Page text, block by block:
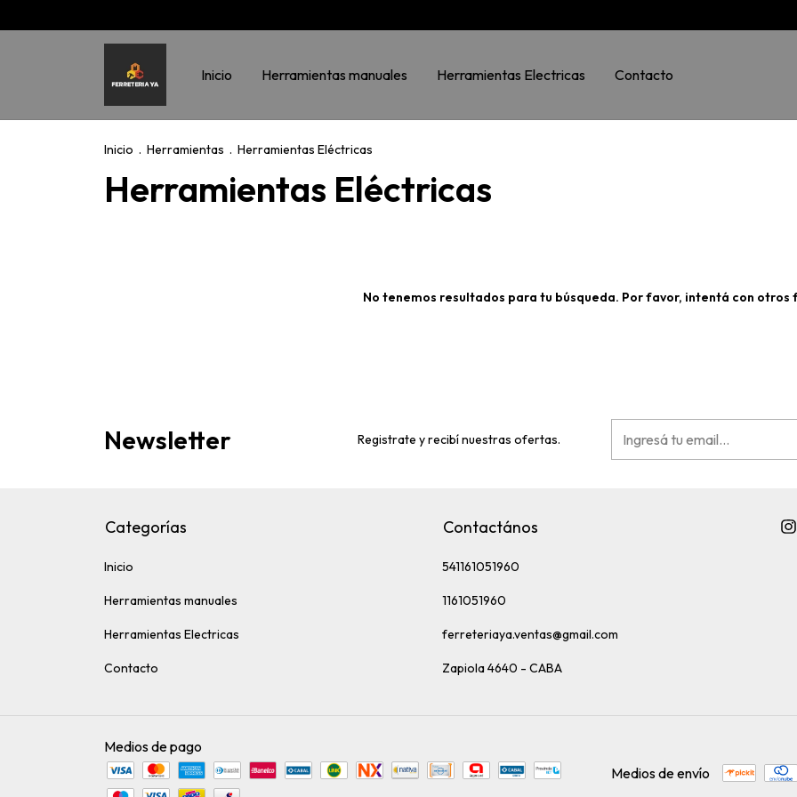
Inicio Herramientas manuales Herramientas Electricas Contacto
Inicio . Herramientas . Herramientas Eléctricas
Herramientas Eléctricas
No tenemos resultados para tu búsqueda. Por favor, intentá con otros
Newsletter Registrate y recibí nuestras ofertas.
Categorías
Inicio
Herramientas manuales
Herramientas Electricas
Contacto
Contactános
541161051960
1161051960
ferreteriaya.ventas@gmail.com
Zapiola 4640 - CABA
Medios de pago
Medios de envío